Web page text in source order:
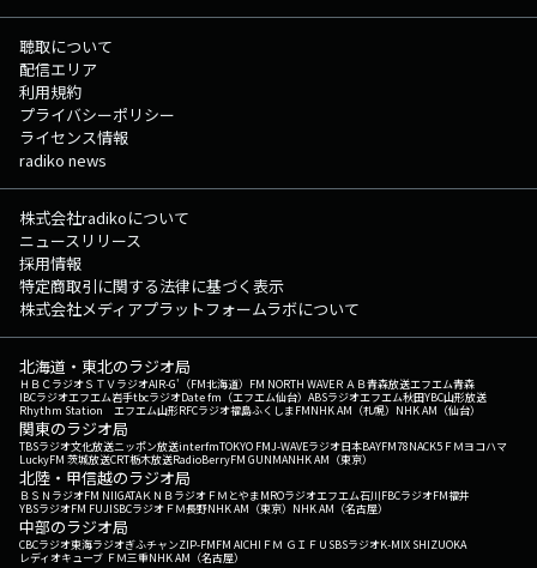
聴取について
配信エリア
利用規約
プライバシーポリシー
ライセンス情報
radiko news
株式会社radikoについて
ニュースリリース
採用情報
特定商取引に関する法律に基づく表示
株式会社メディアプラットフォームラボについて
北海道・東北のラジオ局
ＨＢＣラジオＳＴＶラジオAIR-G'（FM北海道） FM NORTH WAVEＲＡＢ青森放送エフエム青森
IBCラジオエフエム岩手tbcラジオDate fm（エフエム仙台） ABSラジオエフエム秋田YBC山形放送
Rhythm Station エフエム山形RFCラジオ福島ふくしまFMNHK AM（札幌） NHK AM（仙台）
関東のラジオ局
TBSラジオ文化放送ニッポン放送interfmTOKYO FMJ-WAVEラジオ日本BAYFM78NACK5 ＦＭヨコハマ
LuckyFM 茨城放送CRT栃木放送RadioBerryFM GUNMANHK AM（東京）
北陸・甲信越のラジオ局
ＢＳＮラジオFM NIIGATAＫＮＢラジオ ＦＭとやまMROラジオエフエム石川FBCラジオFM福井
YBSラジオFM FUJISBCラジオ ＦＭ長野NHK AM（東京） NHK AM（名古屋）
中部のラジオ局
CBCラジオ東海ラジオぎふチャンZIP-FMFM AICHI ＦＭ ＧＩＦＵ SBSラジオK-MIX SHIZUOKA
レディオキューブ ＦＭ三重NHK AM（名古屋）